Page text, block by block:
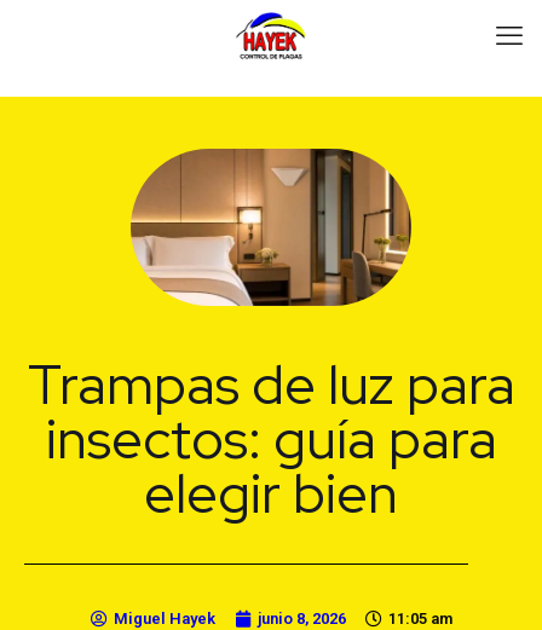
Trampas de luz para
insectos: guía para
elegir bien
Miguel Hayek junio 8, 2026
11:05 am